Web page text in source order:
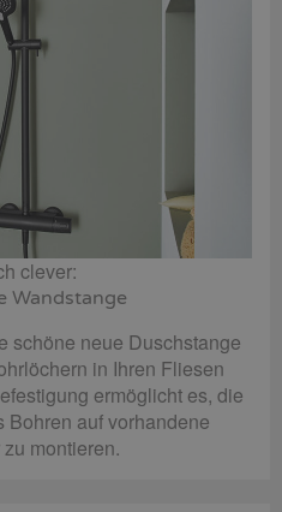
clever:
Wandstange
schöne neue Duschstange
in Ihren Fliesen
ermöglicht es, die
Bohren auf vorhandene
montieren.